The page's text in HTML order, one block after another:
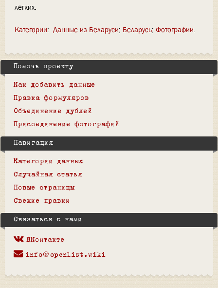
легких.
Категории: Данные из Беларуси Беларусь Фотографии
Помочь проекту
Как добавить данные
Правка формуляров
Объединение дублей
Присоединение фотографий
Навигация
Категории данных
Случайная статья
Новые страницы
Свежие правки
Связаться с нами
ВКонтакте
info@openlist.wiki